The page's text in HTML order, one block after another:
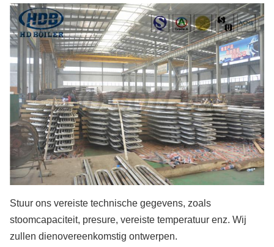
Stuur ons vereiste technische gegevens, zoals
stoomcapaciteit, presure, vereiste temperatuur enz. Wij
zullen dienovereenkomstig ontwerpen.